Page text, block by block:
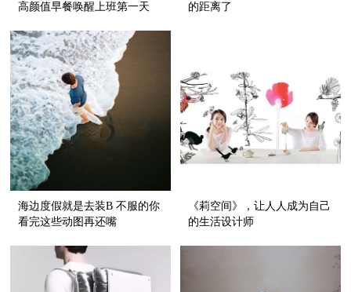
高颜值早餐唤醒上班第一天
的距离了
海边度假就是去装B 不服的你
看完这些动图再还嘴
《莉空间》，让人人成为自己
的生活设计师